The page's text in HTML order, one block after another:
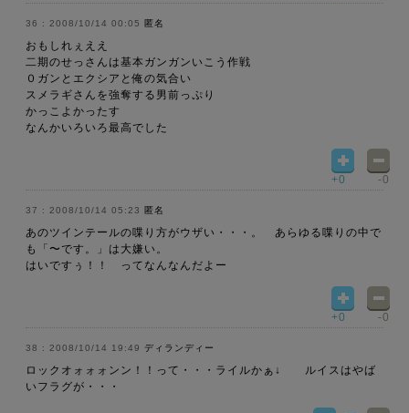
2008/10/14 00:05 匿名
おもしれぇええ
二期のせっさんは基本ガンガンいこう作戦
０ガンとエクシアと俺の気合い
スメラギさんを強奪する男前っぷり
かっこよかったす
なんかいろいろ最高でした
+0 -0
2008/10/14 05:23 匿名
あのツインテールの喋り方がウザい・・・。 あらゆる喋りの中で
も「〜です。」は大嫌い。
はいですぅ！！ ってなんなんだよー
+0 -0
2008/10/14 19:49 ディランディー
ロックオォォォンン！！って・・・ライルかぁ↓ ルイスはやば
いフラグが・・・